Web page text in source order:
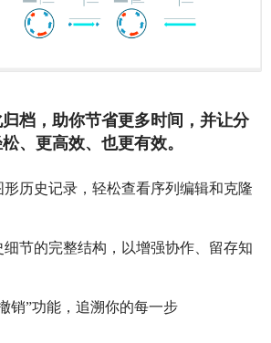
档，助你节省更多时间，并让分
、更高效、也更有效。
形历史记录，轻松查看序列编辑和克隆
节的完整结构，以增强协作、留存知
销”功能，追溯你的每一步